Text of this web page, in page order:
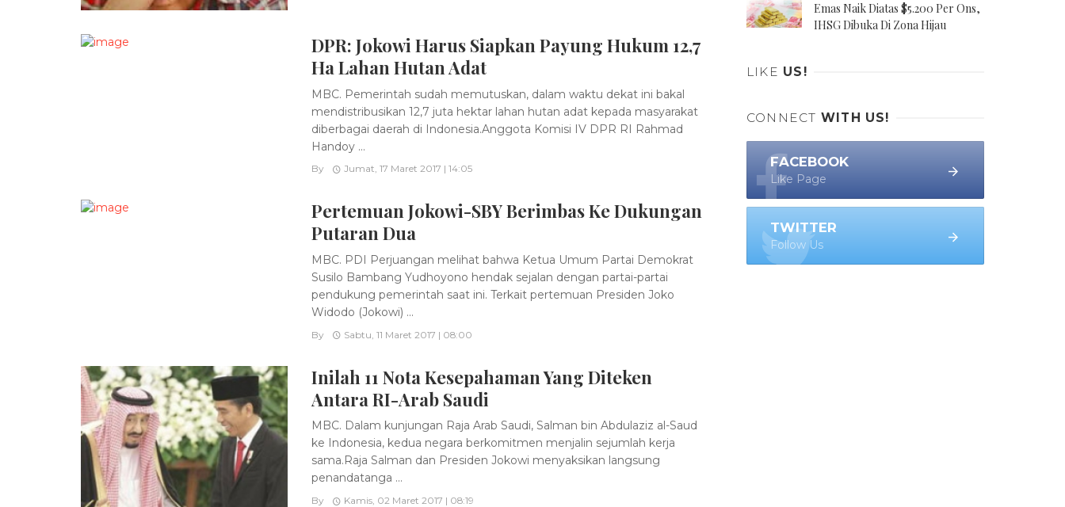
DPR: Jokowi Harus Siapkan Payung Hukum 12,7
Ha Lahan Hutan Adat
MBC. Pemerintah sudah memutuskan, dalam waktu dekat ini bakal
mendistribusikan 12,7 juta hektar lahan hutan adat kepada masyarakat
diberbagai daerah di Indonesia.Anggota Komisi IV DPR RI Rahmad
Handoy ...
By Jumat, 17 Maret 2017 | 14:05
Pertemuan Jokowi-SBY Berimbas Ke Dukungan
Putaran Dua
MBC. PDI Perjuangan melihat bahwa Ketua Umum Partai Demokrat
Susilo Bambang Yudhoyono hendak sejalan dengan partai-partai
pendukung pemerintah saat ini. Terkait pertemuan Presiden Joko
Widodo (Jokowi) ...
By Sabtu, 11 Maret 2017 | 08:00
Inilah 11 Nota Kesepahaman Yang Diteken
Antara RI-Arab Saudi
MBC. Dalam kunjungan Raja Arab Saudi, Salman bin Abdulaziz al-Saud
ke Indonesia, kedua negara berkomitmen menjalin sejumlah kerja
sama.Raja Salman dan Presiden Jokowi menyaksikan langsung
penandatanga ...
By Kamis, 02 Maret 2017 | 08:19
Emas Naik Diatas $5.200 Per Ons,
IHSG Dibuka Di Zona Hijau
LIKE US!
CONNECT WITH US!
FACEBOOK
Like Page
TWITTER
Follow Us